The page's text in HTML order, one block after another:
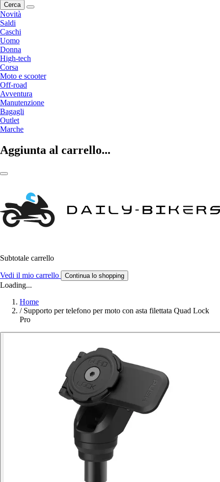
Cerca
Novità
Saldi
Caschi
Uomo
Donna
High-tech
Corsa
Moto e scooter
Off-road
Avventura
Manutenzione
Bagagli
Outlet
Marche
Aggiunta al carrello...
Subtotale carrello
Vedi il mio carrello Continua lo shopping
Loading...
Home
/ Supporto per telefono per moto con asta filettata Quad Lock
Pro